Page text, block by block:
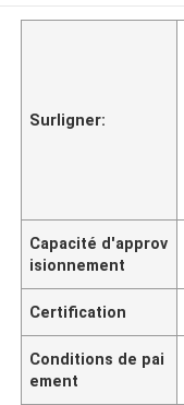
Surligner:
Capacité d'approv
isionnement
Certification
Conditions de pai
ement